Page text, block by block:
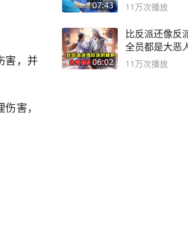
害，并
害，
07:43 11万次播放
06:02
比反派还像反
全员都是大恶
11万次播放